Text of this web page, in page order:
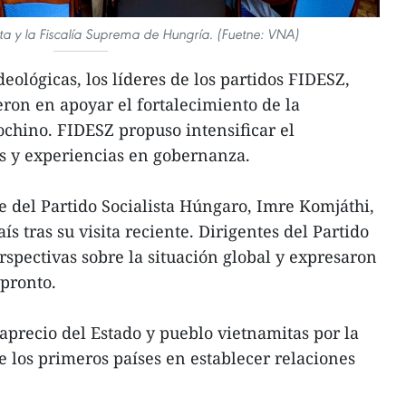
y la Fiscalía Suprema de Hungría. (Fuetne: VNA)
los líderes de los partidos FIDESZ,
en apoyar el fortalecimiento de la
FIDESZ propuso intensificar el
y experiencias en gobernanza.
del Partido Socialista Húngaro, Imre Komjáthi,
tras su visita reciente. Dirigentes del Partido
sobre la situación global y expresaron
del Estado y pueblo vietnamitas por la
los primeros países en establecer relaciones